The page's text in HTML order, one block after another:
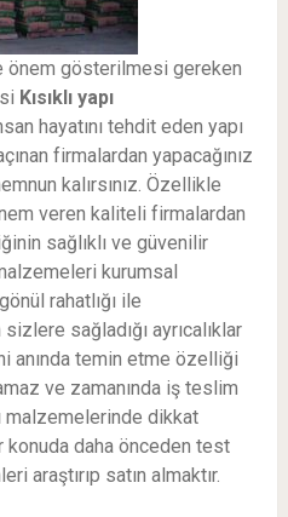
önem gösterilmesi gereken
Kısıklı yapı
hayatını tehdit eden yapı
firmalardan yapacağınız
kalırsınız. Özellikle
veren kaliteli firmalardan
sağlıklı ve güvenilir
kurumsal
rahatlığı ile
sağladığı ayrıcalıklar
anında temin etme özelliği
ve zamanında iş teslim
malzemelerinde dikkat
daha önceden test
araştırıp satın almaktır.